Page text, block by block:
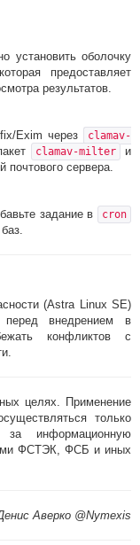
установить оболочку
предоставляет
результатов.
Exim через
clamav-
clamav-milter
и
почтового сервера.
задание в cron
(Astra Linux SE)
перед внедрением в
конфликтов с
целях. Применение
только
за информационную
ФСТЭК, ФСБ и иных
Аверко @Nymexis